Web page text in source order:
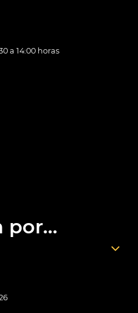
a 14:00 horas
por...